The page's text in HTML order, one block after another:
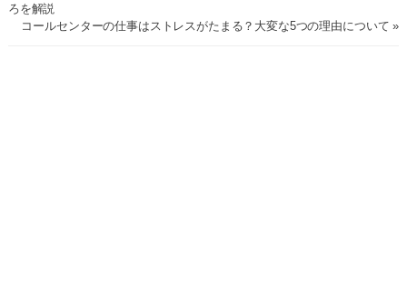
ろを解説
コールセンターの仕事はストレスがたまる？大変な5つの理由について »